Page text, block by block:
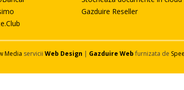
Gazduire Reseller
Media servicii Web Design | Gazduire Webfurnizata de